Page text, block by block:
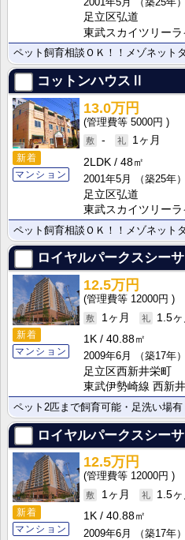
足立区弘道
東武スカイツリー
ペット飼育相談ＯＫ！！メゾネット
コットンハウスⅡ
新着
マンション
13.0万円
5000円
-
1ヶ月
2LDK
48㎡
2001年5月
（築25年）
足立区弘道
東武スカイツリー
ペット飼育相談ＯＫ！！メゾネット
ロイヤルパークスシー
新着
マンション
12.5万円
12000円
1ヶ月
1.5ヶ
1K
40.88㎡
2009年6月
（築17年）
足立区西新井栄町
東武伊勢崎線 西新
ペット2匹まで飼育可能・足洗い場有
ロイヤルパークスシー
新着
マンション
12.5万円
12000円
1ヶ月
1.5ヶ
1K
40.88㎡
2009年6月
（築17年）